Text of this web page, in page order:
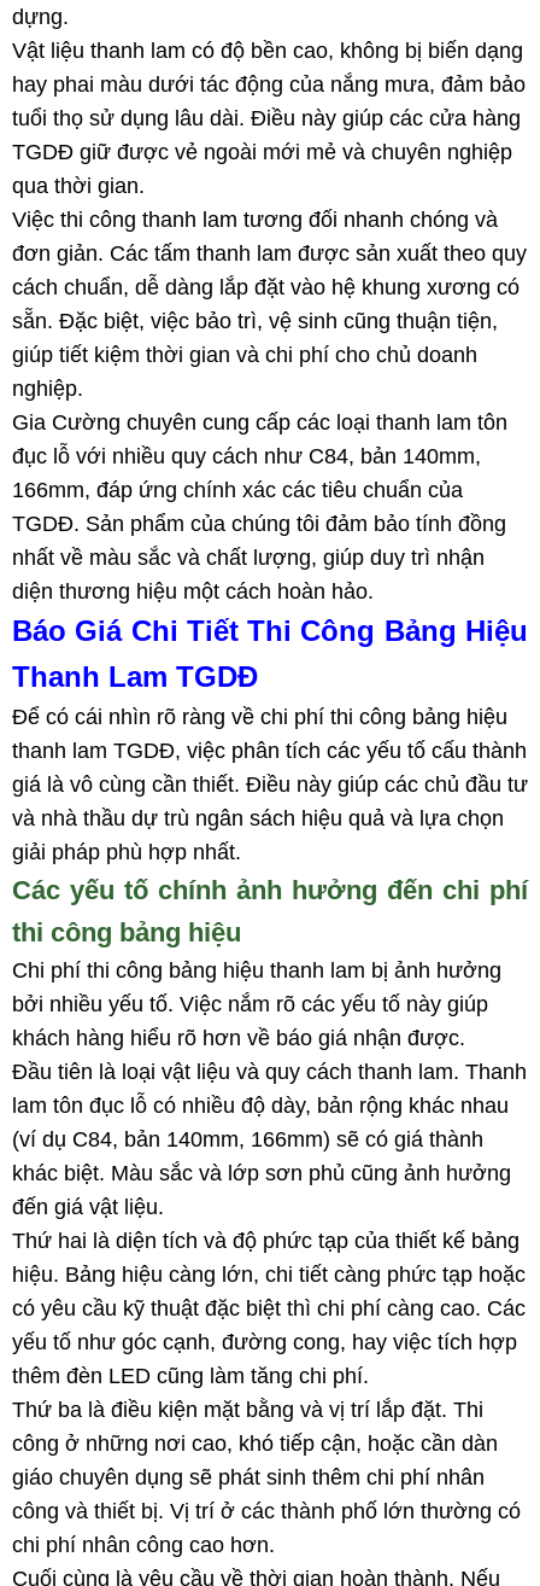
dựng.
Vật liệu thanh lam có độ bền cao, không bị biến dạng
hay phai màu dưới tác động của nắng mưa, đảm bảo
tuổi thọ sử dụng lâu dài. Điều này giúp các cửa hàng
TGDĐ giữ được vẻ ngoài mới mẻ và chuyên nghiệp
qua thời gian.
Việc thi công thanh lam tương đối nhanh chóng và
đơn giản. Các tấm thanh lam được sản xuất theo quy
cách chuẩn, dễ dàng lắp đặt vào hệ khung xương có
sẵn. Đặc biệt, việc bảo trì, vệ sinh cũng thuận tiện,
giúp tiết kiệm thời gian và chi phí cho chủ doanh
nghiệp.
Gia Cường chuyên cung cấp các loại thanh lam tôn
đục lỗ với nhiều quy cách như C84, bản 140mm,
166mm, đáp ứng chính xác các tiêu chuẩn của
TGDĐ. Sản phẩm của chúng tôi đảm bảo tính đồng
nhất về màu sắc và chất lượng, giúp duy trì nhận
diện thương hiệu một cách hoàn hảo.
Báo Giá Chi Tiết Thi Công Bảng Hiệu
Thanh Lam TGDĐ
Để có cái nhìn rõ ràng về chi phí thi công bảng hiệu
thanh lam TGDĐ, việc phân tích các yếu tố cấu thành
giá là vô cùng cần thiết. Điều này giúp các chủ đầu tư
và nhà thầu dự trù ngân sách hiệu quả và lựa chọn
giải pháp phù hợp nhất.
Các yếu tố chính ảnh hưởng đến chi phí
thi công bảng hiệu
Chi phí thi công bảng hiệu thanh lam bị ảnh hưởng
bởi nhiều yếu tố. Việc nắm rõ các yếu tố này giúp
khách hàng hiểu rõ hơn về báo giá nhận được.
Đầu tiên là loại vật liệu và quy cách thanh lam. Thanh
lam tôn đục lỗ có nhiều độ dày, bản rộng khác nhau
(ví dụ C84, bản 140mm, 166mm) sẽ có giá thành
khác biệt. Màu sắc và lớp sơn phủ cũng ảnh hưởng
đến giá vật liệu.
Thứ hai là diện tích và độ phức tạp của thiết kế bảng
hiệu. Bảng hiệu càng lớn, chi tiết càng phức tạp hoặc
có yêu cầu kỹ thuật đặc biệt thì chi phí càng cao. Các
yếu tố như góc cạnh, đường cong, hay việc tích hợp
thêm đèn LED cũng làm tăng chi phí.
Thứ ba là điều kiện mặt bằng và vị trí lắp đặt. Thi
công ở những nơi cao, khó tiếp cận, hoặc cần dàn
giáo chuyên dụng sẽ phát sinh thêm chi phí nhân
công và thiết bị. Vị trí ở các thành phố lớn thường có
chi phí nhân công cao hơn.
Cuối cùng là yêu cầu về thời gian hoàn thành. Nếu